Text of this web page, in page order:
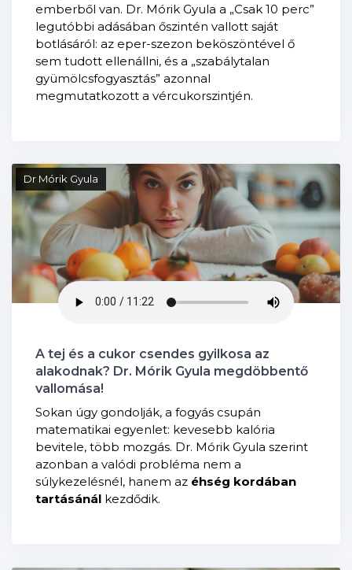
emberből van. Dr. Mórik Gyula a „Csak 10 perc”
legutóbbi adásában őszintén vallott saját
botlásáról: az eper-szezon beköszöntével ő
sem tudott ellenállni, és a „szabálytalan
gyümölcsfogyasztás” azonnal
megmutatkozott a vércukorszintjén.
Dr Mórik Gyula
A tej és a cukor csendes gyilkosa az
alakodnak? Dr. Mórik Gyula megdöbbentő
vallomása!
Sokan úgy gondolják, a fogyás csupán
matematikai egyenlet: kevesebb kalória
bevitele, több mozgás. Dr. Mórik Gyula szerint
azonban a valódi probléma nem a
súlykezelésnél, hanem az éhség kordában
tartásánál kezdődik.